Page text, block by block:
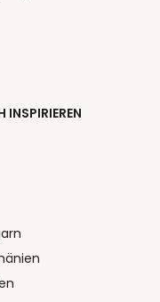
INSPIRIEREN